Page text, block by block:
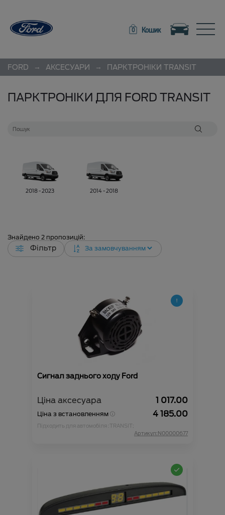
0 Кошик Toggle navigation
FORD → АКСЕСУАРИ → ПАРКТРОНІКИ TRANSIT
ПАРКТРОНІКИ ДЛЯ FORD TRANSIT
2018 - 2023 2014 - 2018
Знайдено 2 пропозицій:
Фільтр
Сигнал заднього ходу Ford
Ціна аксесуара 1 017.00
Ціна з встановленням 4 185.00
Підходить для автомобіля :TRANSIT;
Артикул:N00000677